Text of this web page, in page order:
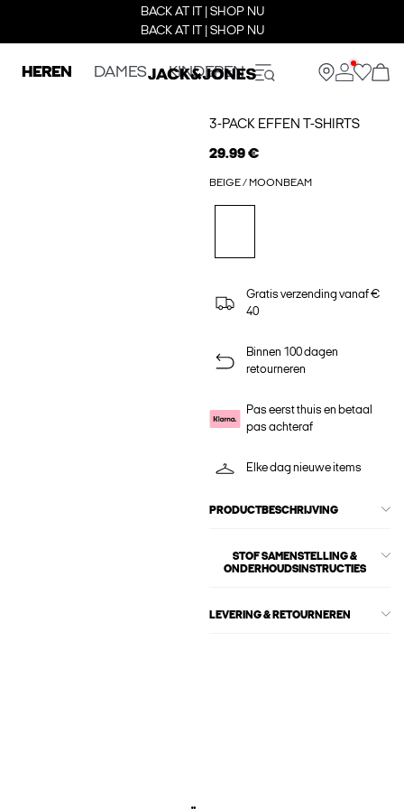
BACK AT IT | SHOP NU
BACK AT IT | SHOP NU
HEREN DAMES KINDEREN
3-PACK EFFEN T-SHIRTS
29.99 €
BEIGE / MOONBEAM
Gratis verzending vanaf €
40
Binnen 100 dagen
retourneren
Pas eerst thuis en betaal
pas achteraf
Elke dag nieuwe items
PRODUCTBESCHRIJVING
STOF SAMENSTELLING &
ONDERHOUDSINSTRUCTIES
LEVERING & RETOURNEREN